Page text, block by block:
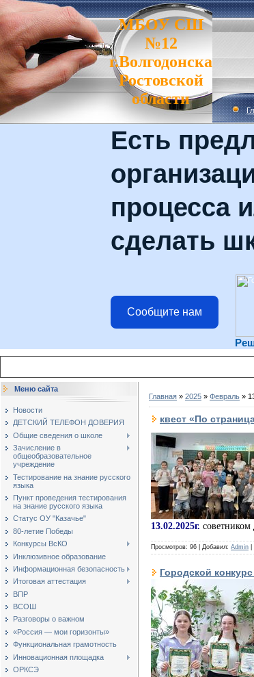
МБОУ СШ
№12
г.Волгодонска
Ростовской
области
Есть
процесса
сделать
Сообщите нам
Меню сайта
Новости
ДЕТСКИЙ ТЕЛЕФОН ДОВЕРИЯ
Общие сведения о школе
Зачисление в
общеобразовательное
учреждение
Тестирование на знание русского
языка
Пункт проведения тестирования
на знание русского языка
Статус ОУ "Казачье"
80-летие Победы
Конкурсы ВсКО
Инклюзивное образование
Информационная безопасность
Итоговая аттестация
ВПР
ВСОШ
Разговоры о важном
«Россия — мои горизонты»
Функциональная грамотность
Инновационная площадка
ОРКСЭ
Главная » 2025 » Февраль »
квест «По
13.02.2025г.
Просмотров: 96 | Добавил: Admin
Городской